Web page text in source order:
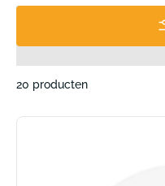
20 producten